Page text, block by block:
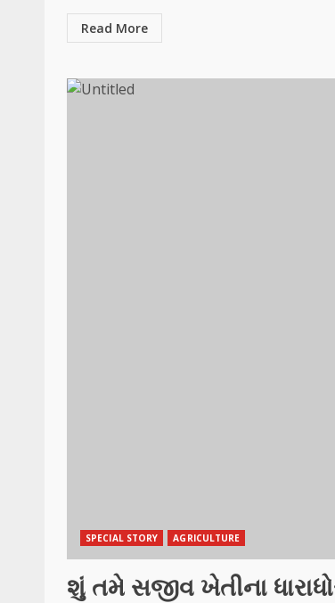
Read More
SPECIAL STORY AGRICULTURE
શું તમે સજીવ ખેતીના